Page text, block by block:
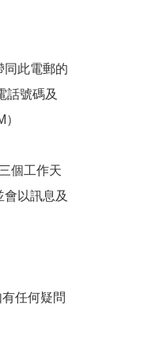
同此電郵的
話號碼及
個工作天
以訊息及
任何疑問